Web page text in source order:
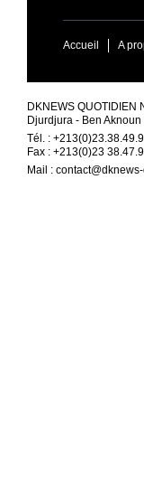
Accueil A
DKNEWS QUOTIDIEN
Djurdjura - Ben Aknoun
Tél. :
Fax : +213(0)23
Mail :